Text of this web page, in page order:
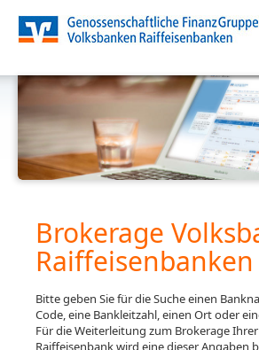
Brokerage
Raiffeisenbanken
Bitte geben Sie für die Suche einen
Code, eine Bankleitzahl, einen Ort oder
Für die Weiterleitung zum Brokerage
Raiffeisenbank wird eine dieser Angaben